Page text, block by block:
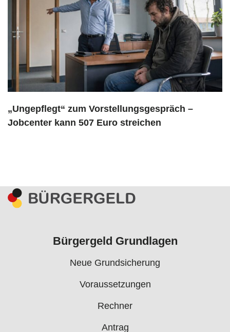
„Ungepflegt“ zum Vorstellungsgespräch –
Jobcenter kann 507 Euro streichen
Bürgergeld Grundlagen
Neue Grundsicherung
Voraussetzungen
Rechner
Antrag